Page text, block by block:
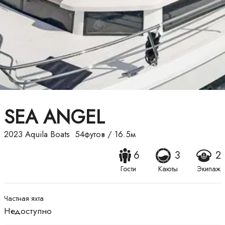
SEA ANGEL
2023 Aquila Boats 54футов / 16.5м
6
Гости
3
Каюты
2
Экипаж
Частная яхта
Недоступно